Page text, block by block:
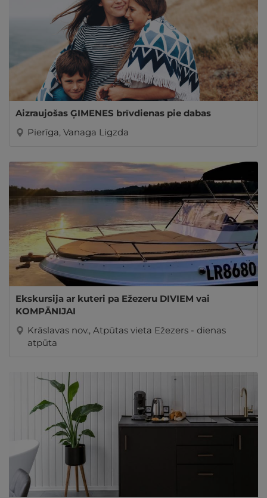
Aizraujošas ĢIMENES brīvdienas pie dabas
Pierīga, Vanaga Ligzda
Ekskursija ar kuteri pa Ežezeru DIVIEM vai
KOMPĀNIJAI
Krāslavas nov., Atpūtas vieta Ežezers - dienas
atpūta